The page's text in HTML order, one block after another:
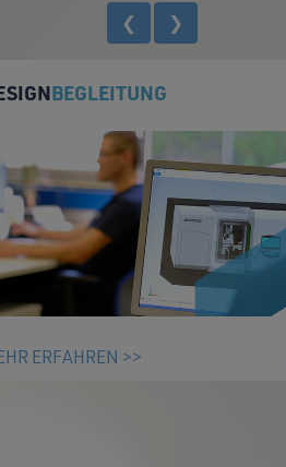
❮ ❯
BEGLEITUNG
ERFAHREN >>